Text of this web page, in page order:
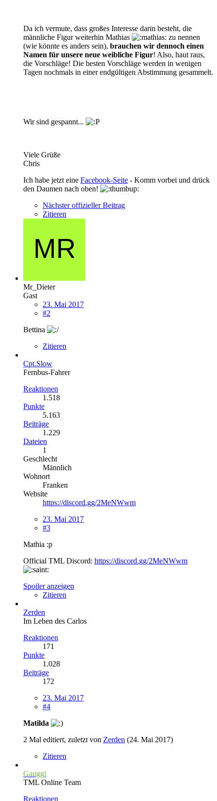
Da ich vermute, dass großes Interesse darin besteht, die
männliche Figur weiterhin Mathias
zu nennen
(wie könnte es anders sein), brauchen wir dennoch einen
Namen für unsere neue weibliche Figur! Also, haut raus,
die Vorschläge! Die besten Vorschläge werden in wenigen
Tagen nochmals in einer endgültigen Abstimmung gesammelt.
Wir sind gespannt...
Viele Grüße
Chris
Ich habe jetzt eine Facebook-Seite - Komm vorbei und drück
den Daumen nach oben!
Nächster offizieller Beitrag
Zitieren
Mr_Dieter
Gast
23. Mai 2017
#2
Bettina
Zitieren
Cpt.Slow
Fernbus-Fahrer
Reaktionen
1.518
Punkte
5.163
Beiträge
1.229
Dateien
1
Geschlecht
Männlich
Wohnort
Franken
Website
https://discord.gg/2MeNWwm
23. Mai 2017
#3
Mathia :p
Official TML Discord: https://discord.gg/2MeNWwm
Spoiler anzeigen
Zitieren
Zerden
Im Leben des Carlos
Reaktionen
171
Punkte
1.028
Beiträge
172
23. Mai 2017
#4
Matilda
2 Mal editiert, zuletzt von Zerden (24. Mai 2017)
Zitieren
Gauggi
TML Online Team
Reaktionen